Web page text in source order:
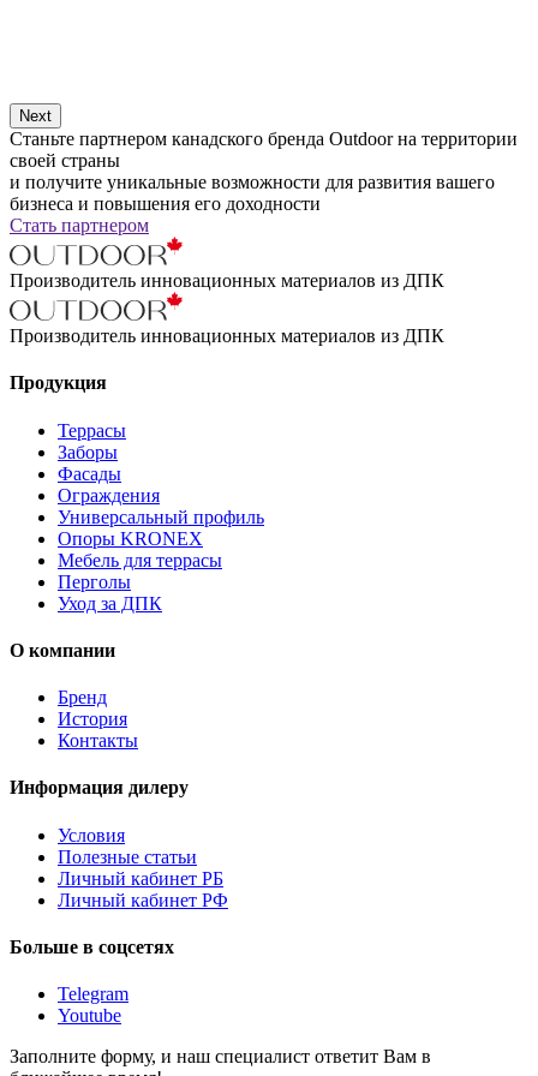
Next
Станьте партнером канадского бренда Outdoor на территории
своей страны
и получите уникальные возможности для развития вашего
бизнеса и повышения его доходности
Стать партнером
Производитель инновационных материалов из ДПК
Производитель инновационных материалов из ДПК
Продукция
Террасы
Заборы
Фасады
Ограждения
Универсальный профиль
Опоры KRONEX
Мебель для террасы
Перголы
Уход за ДПК
О компании
Бренд
История
Контакты
Информация дилеру
Условия
Полезные статьи
Личный кабинет РБ
Личный кабинет РФ
Больше в соцсетях
Telegram
Youtube
Заполните форму, и наш специалист ответит Вам в